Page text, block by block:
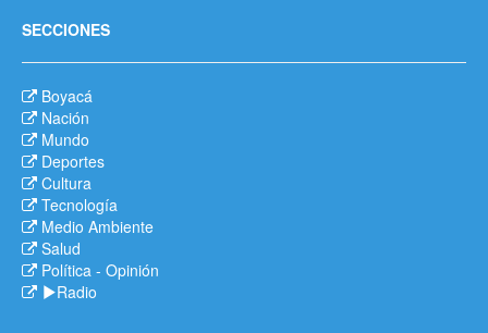
SECCIONES
Boyacá
Nación
Mundo
Deportes
Cultura
Tecnología
Medio Ambiente
Salud
Política - Opinión
Radio